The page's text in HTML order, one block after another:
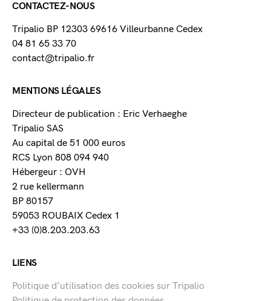
CONTACTEZ-NOUS
Tripalio BP 12303 69616 Villeurbanne Cedex
04 81 65 33 70
contact@tripalio.fr
MENTIONS LÉGALES
Directeur de publication : Eric Verhaeghe
Tripalio SAS
Au capital de 51 000 euros
RCS Lyon 808 094 940
Hébergeur : OVH
2 rue kellermann
BP 80157
59053 ROUBAIX Cedex 1
+33 (0)8.203.203.63
LIENS
Politique d’utilisation des cookies sur Tripalio